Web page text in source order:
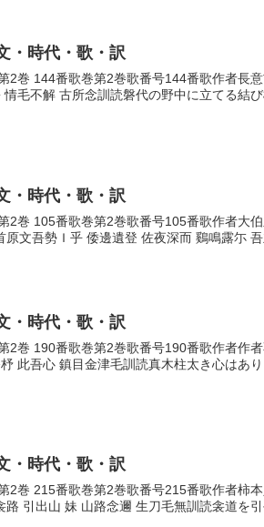
・時代・歌・訳
2巻 144番歌巻第2巻歌番号144番歌作者長
毛不解 古所念訓読磐代の野中に立てる結
・時代・歌・訳
2巻 105番歌巻第2巻歌番号105番歌作者大
文吾勢Ｉ乎 倭邊遺登 佐夜深而 鷄鳴露尓
・時代・歌・訳
2巻 190番歌巻第2巻歌番号190番歌作者作
此吾心 鎮目金津毛訓読真木柱太き心はあ
・時代・歌・訳
2巻 215番歌巻第2巻歌番号215番歌作者柿
引出山 妹 山路念邇 生刀毛無訓読衾道を